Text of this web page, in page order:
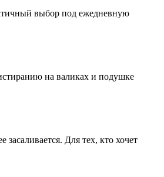
выбор под ежедневную
на валиках и подушке
Для тех, кто хочет